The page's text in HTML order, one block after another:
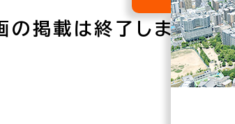
の掲載は終了しました。